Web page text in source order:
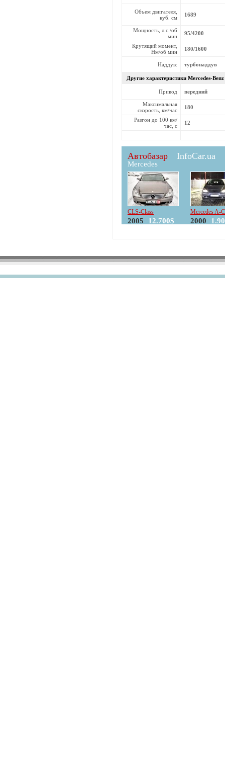
Объем двигателя,
куб. см
1689
Мощность, л.с./об
мин
95/4200
Крутящий момент,
Нм/об мин
180/1600
Наддув: турбонаддув
Другие характеристики Mercedes-Benz
Привод передний
Максимальная
скорость, км/час
180
Разгон до 100 км/
час, с
12
Автобазар InfoCar.ua
Mercedes
CLS-Class
2005 12.700$
Mercedes A-
2000